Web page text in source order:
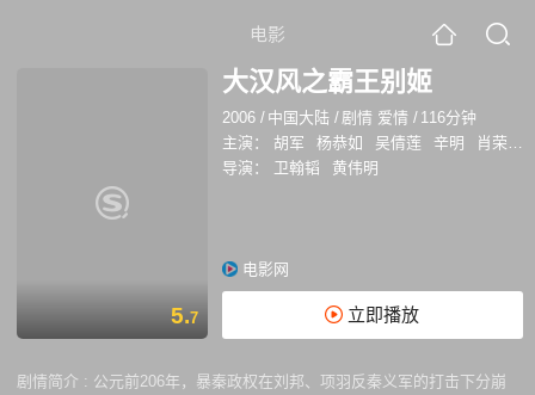
电影
5.7
大汉风之霸王别姬
2006 / 中国大陆 /剧情 爱情 / 116分钟
主演：
胡军 杨恭如 吴倩莲 辛明 肖荣生
导演：
卫翰韬 黄伟明
电影网
立即播放
剧情简介 : 公元前206年，暴秦政权在刘邦、项羽反秦义军的打击下分崩